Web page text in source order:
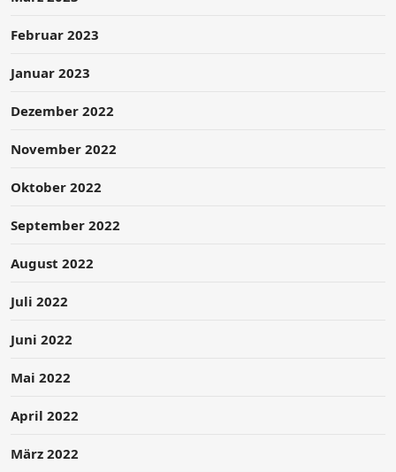
Februar 2023
Januar 2023
Dezember 2022
November 2022
Oktober 2022
September 2022
August 2022
Juli 2022
Juni 2022
Mai 2022
April 2022
März 2022